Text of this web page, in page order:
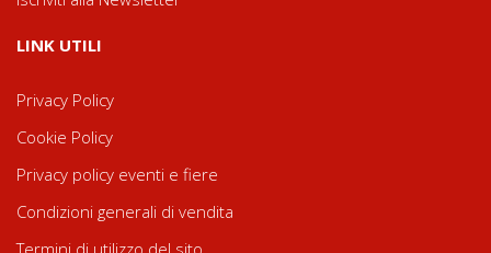
LINK UTILI
Privacy Policy
Cookie Policy
Privacy policy eventi e fiere
Condizioni generali di vendita
Termini di utilizzo del sito